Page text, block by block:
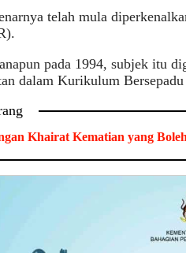
telah mula
pada 1994, subjek itu
dalam Kurikulum
Khairat Kematian yang